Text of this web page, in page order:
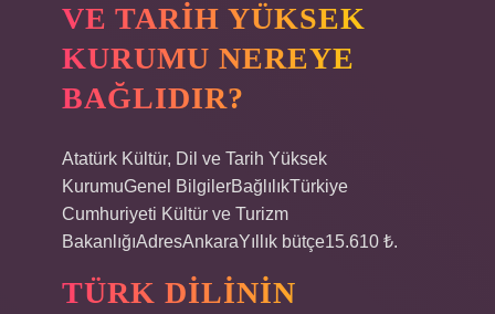
VE TARIH YÜKSEK
KURUMU NEREYE
BAĞLIDIR?
Atatürk Kültür, Dil ve Tarih Yüksek
KurumuGenel BilgilerBağlılıkTürkiye
Cumhuriyeti Kültür ve Turizm
BakanlığıAdresAnkaraYıllık bütçe15.610 ₺.
TÜRK DILININ